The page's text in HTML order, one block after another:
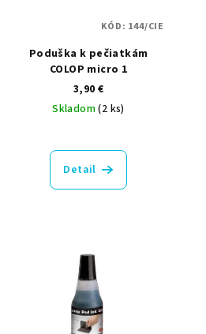
Poduška k pečiatkám
COLOP micro 1
3,90 €
Skladom(2 ks)
Detail
KÓD: 144/CIE